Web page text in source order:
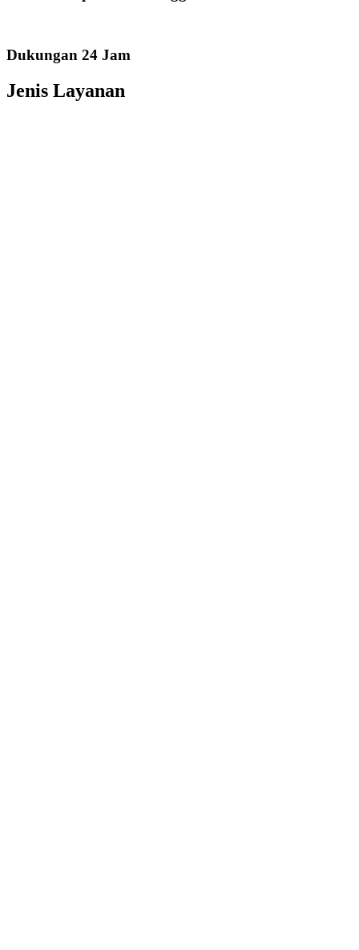
Dukungan 24 Jam
Jenis Layanan